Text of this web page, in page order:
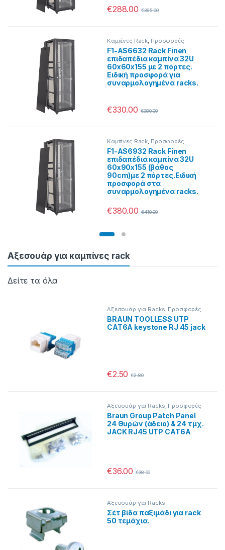
€288.00 €365.00
Καμπίνες Rack, Προσφορές
F1-AS6632 Rack Finen
επιδαπέδια καμπίνα 32U
60x60x155 με 2 πόρτες.
Ειδική προσφορά για
συναρμολογημένα racks.
€330.00 €380.00
Καμπίνες Rack, Προσφορές
F1-AS6932 Rack Finen
επιδαπέδια καμπίνα 32U
60x90x155 (βάθος
90cm)με 2 πόρτες.Ειδική
προσφορά στα
συναρμολογημένα racks.
€380.00 €410.00
Αξεσουάρ για καμπίνες rack
Αξεσουάρ για Racks, Προσφορές
BRAUN TOOLLESS UTP
CAT6A keystone RJ 45 jack
€2.50 €2.80
Αξεσουάρ για Racks, Προσφορές
Braun Group Patch Panel
24 Θυρών (άδειο) & 24 τμχ.
JACK RJ45 UTP CAT6A
€36.00 €38.00
Αξεσουάρ για Racks
Σέτ βίδα παξιμάδι για rack
50 τεμάχια.